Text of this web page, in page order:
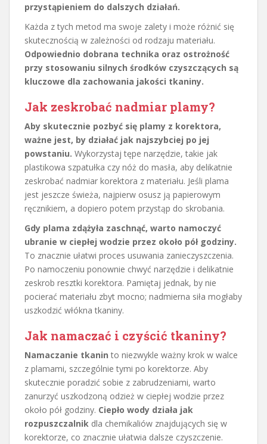
przystąpieniem do dalszych działań.
Każda z tych metod ma swoje zalety i może różnić się
skutecznością w zależności od rodzaju materiału.
Odpowiednio dobrana technika oraz ostrożność
przy stosowaniu silnych środków czyszczących są
kluczowe dla zachowania jakości tkaniny.
Jak zeskrobać nadmiar plamy?
Aby skutecznie pozbyć się plamy z korektora,
ważne jest, by działać jak najszybciej po jej
powstaniu. Wykorzystaj tępe narzędzie, takie jak
plastikowa szpatułka czy nóż do masła, aby delikatnie
zeskrobać nadmiar korektora z materiału. Jeśli plama
jest jeszcze świeża, najpierw osusz ją papierowym
ręcznikiem, a dopiero potem przystąp do skrobania.
Gdy plama zdążyła zaschnąć, warto namoczyć
ubranie w ciepłej wodzie przez około pół godziny.
To znacznie ułatwi proces usuwania zanieczyszczenia.
Po namoczeniu ponownie chwyć narzędzie i delikatnie
zeskrob resztki korektora. Pamiętaj jednak, by nie
pocierać materiału zbyt mocno; nadmierna siła mogłaby
uszkodzić włókna tkaniny.
Jak namaczać i czyścić tkaniny?
Namaczanie tkanin to niezwykle ważny krok w walce
z plamami, szczególnie tymi po korektorze. Aby
skutecznie poradzić sobie z zabrudzeniami, warto
zanurzyć uszkodzoną odzież w ciepłej wodzie przez
około pół godziny. Ciepło wody działa jak
rozpuszczalnik dla chemikaliów znajdujących się w
korektorze, co znacznie ułatwia dalsze czyszczenie.